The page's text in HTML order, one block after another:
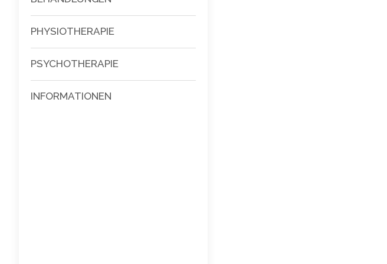
PHYSIOTHERAPIE
PSYCHOTHERAPIE
INFORMATIONEN